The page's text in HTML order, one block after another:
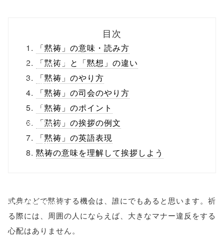
ml/wp-
content/themes
/tapbiz_theme/
parts/sns-
buttons.php on
line10
/1130485"
w.open(this.hre
f, 'Gwindow',
目次
「黙祷」の意味・読み方
「黙祷」と「黙想」の違い
「黙祷」のやり方
「黙祷」の司会のやり方
「黙祷」のポイント
「黙祷」の挨拶の例文
「黙祷」の英語表現
黙祷の意味を理解して挨拶しよう
式典などで黙祷する機会は、誰にでもあると思います。祈
る際には、周囲の人にならえば、大きなマナー違反をする
心配はありません。